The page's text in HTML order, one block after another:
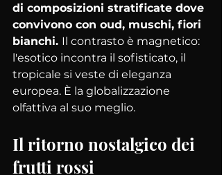
di composizioni stratificate dove
convivono con oud, muschi, fiori
bianchi. Il contrasto è magnetico:
l'esotico incontra il sofisticato, il
tropicale si veste di eleganza
europea. È la globalizzazione
olfattiva al suo meglio.
Il ritorno nostalgico dei
frutti rossi